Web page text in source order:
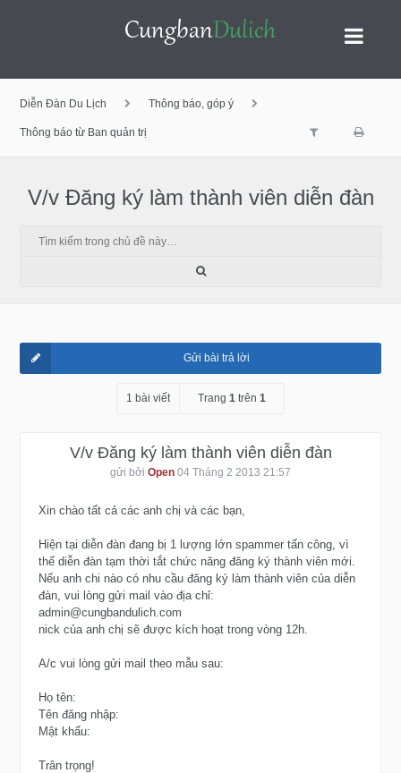
nội
Diễn Đàn Du Lịch Thông báo, góp ý
Thông báo từ Ban quản trị
V/v Đăng ký làm thành viên diễn đàn
Gửi bài trả lời
1 bài viết Trang 1 trên 1
V/v Đăng ký làm thành viên diễn đàn
gửi bởi Open 04 Tháng 2 2013 21:57
Xin chào tất cả các anh chị và các bạn,
Hiện tại diễn đàn đang bị 1 lượng lớn spammer tấn công, vì
thế diễn đàn tạm thời tắt chức năng đăng ký thành viên mới.
Nếu anh chi nào có nhu cầu đăng ký làm thành viên của diễn
đàn, vui lòng gửi mail vào địa chỉ:
admin@cungbandulich.com
nick của anh chị sẽ được kích hoạt trong vòng 12h.
A/c vui lòng gửi mail theo mẫu sau:
Họ tên:
Tên đăng nhập:
Mật khẩu:
Trân trọng!